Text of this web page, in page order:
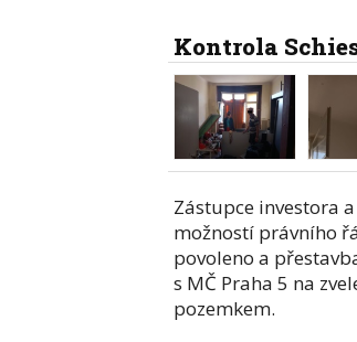
Kontrola
Zástupce investora
možností právního
povoleno a
s MČ Praha 5 na
pozemkem.